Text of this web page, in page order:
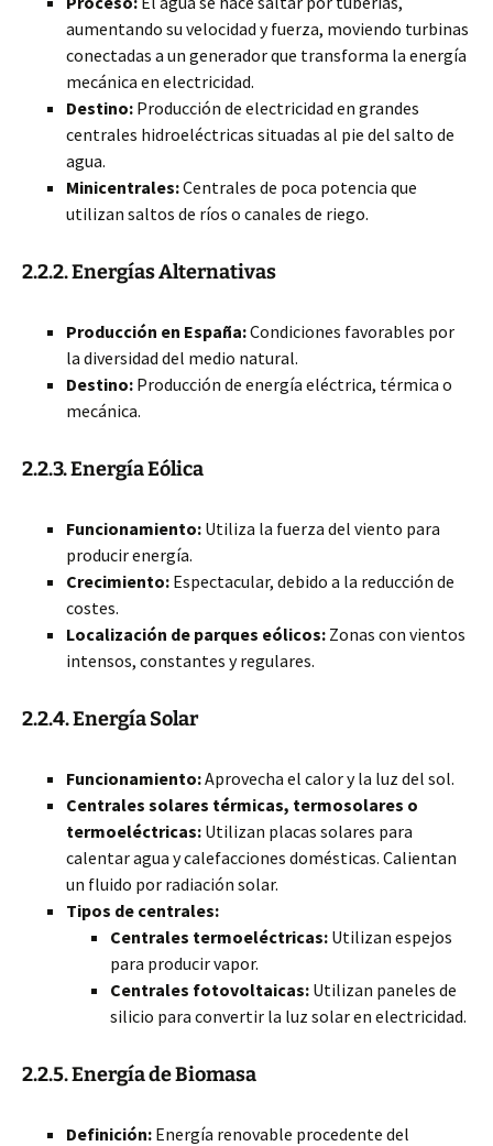
aumentando su velocidad y fuerza, moviendo turbinas
conectadas a un generador que transforma la energía
mecánica en electricidad.
Destino: Producción de electricidad en grandes
centrales hidroeléctricas situadas al pie del salto de
agua.
Minicentrales:Centrales de poca potencia que
utilizan saltos de ríos o canales de riego.
2.2.2. Energías Alternativas
Producción en España:Condiciones favorables por
la diversidad del medio natural.
Destino: Producción de energía eléctrica, térmica o
mecánica.
2.2.3. Energía Eólica
Funcionamiento: Utiliza la fuerza del viento para
producir energía.
Crecimiento: Espectacular, debido a la reducción de
costes.
Localización de parques eólicos: Zonas con vientos
intensos, constantes y regulares.
2.2.4. Energía Solar
Funcionamiento:Aprovecha el calor y la luz del sol.
Centrales solares térmicas, termosolares o
termoeléctricas: Utilizan placas solares para
calentar agua y calefacciones domésticas. Calientan
un fluido por radiación solar.
Tipos de centrales:
Centrales termoeléctricas: Utilizan espejos
para producir vapor.
Centrales fotovoltaicas: Utilizan paneles de
silicio para convertir la luz solar en electricidad.
2.2.5. Energía de Biomasa
Definición: Energía renovable procedente del